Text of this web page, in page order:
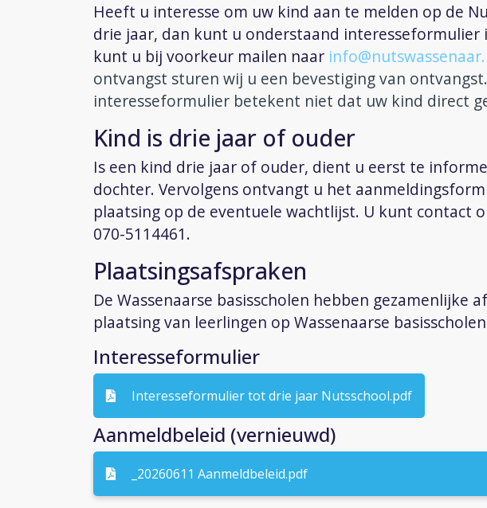
Heeft u interesse om uw kind aan te melden op de
drie jaar, dan kunt u onderstaand interesseformulier
kunt u bij voorkeur mailen naar
ontvangst sturen wij u een bevestiging van
interesseformulier betekent niet dat uw kind direct
Kind is drie jaar of ouder
Is een kind drie jaar of ouder, dient u eerst te
dochter. Vervolgens ontvangt u het
plaatsing op de eventuele wachtlijst. U kunt contact
070-5114461.
Plaatsingsafspraken
De Wassenaarse basisscholen hebben gezamenlijke
plaatsing van leerlingen op Wassenaarse
Interesseformulier
Interesseformulier tot drie jaar Nutsschool.pdf
Aanmeldbeleid (vernieuwd)
_20260611 Aanmeldbeleid.pdf